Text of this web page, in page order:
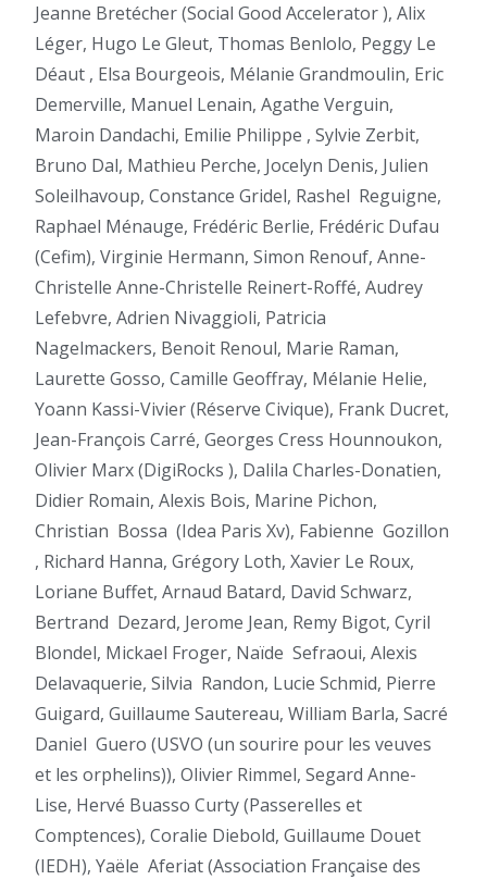
Jeanne Bretécher (Social Good Accelerator ), Alix
Léger, Hugo Le Gleut, Thomas Benlolo, Peggy Le
Déaut , Elsa Bourgeois, Mélanie Grandmoulin, Eric
Demerville, Manuel Lenain, Agathe Verguin,
Maroin Dandachi, Emilie Philippe , Sylvie Zerbit,
Bruno Dal, Mathieu Perche, Jocelyn Denis, Julien
Soleilhavoup, Constance Gridel, Rashel Reguigne,
Raphael Ménauge, Frédéric Berlie, Frédéric Dufau
(Cefim), Virginie Hermann, Simon Renouf, Anne-
Christelle Anne-Christelle Reinert-Roffé, Audrey
Lefebvre, Adrien Nivaggioli, Patricia
Nagelmackers, Benoit Renoul, Marie Raman,
Laurette Gosso, Camille Geoffray, Mélanie Helie,
Yoann Kassi-Vivier (Réserve Civique), Frank Ducret,
Jean-François Carré, Georges Cress Hounnoukon,
Olivier Marx (DigiRocks ), Dalila Charles-Donatien,
Didier Romain, Alexis Bois, Marine Pichon,
Christian Bossa (Idea Paris Xv), Fabienne Gozillon
, Richard Hanna, Grégory Loth, Xavier Le Roux,
Loriane Buffet, Arnaud Batard, David Schwarz,
Bertrand Dezard, Jerome Jean, Remy Bigot, Cyril
Blondel, Mickael Froger, Naïde Sefraoui, Alexis
Delavaquerie, Silvia Randon, Lucie Schmid, Pierre
Guigard, Guillaume Sautereau, William Barla, Sacré
Daniel Guero (USVO (un sourire pour les veuves
et les orphelins)), Olivier Rimmel, Segard Anne-
Lise, Hervé Buasso Curty (Passerelles et
Comptences), Coralie Diebold, Guillaume Douet
(IEDH), Yaële Aferiat (Association Française des